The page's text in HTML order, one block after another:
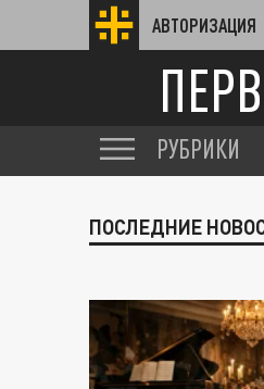
АВТОРИЗАЦИЯ
РУБРИКИ
ПОСЛЕДНИЕ